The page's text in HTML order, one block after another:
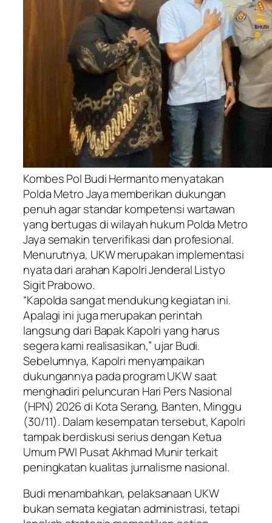
Kombes Pol Budi Hermanto menyatakan
Polda Metro Jaya memberikan dukungan
penuh agar standar kompetensi wartawan
yang bertugas di wilayah hukum Polda Metro
Jaya semakin terverifikasi dan profesional.
Menurutnya, UKW merupakan implementasi
nyata dari arahan Kapolri Jenderal Listyo
Sigit Prabowo.
“Kapolda sangat mendukung kegiatan ini.
Apalagi ini juga merupakan perintah
langsung dari Bapak Kapolri yang harus
segera kami realisasikan,” ujar Budi.
Sebelumnya, Kapolri menyampaikan
dukungannya pada program UKW saat
menghadiri peluncuran Hari Pers Nasional
(HPN) 2026 di Kota Serang, Banten, Minggu
(30/11). Dalam kesempatan tersebut, Kapolri
tampak berdiskusi serius dengan Ketua
Umum PWI Pusat Akhmad Munir terkait
peningkatan kualitas jurnalisme nasional.
Budi menambahkan, pelaksanaan UKW
bukan semata kegiatan administrasi, tetapi